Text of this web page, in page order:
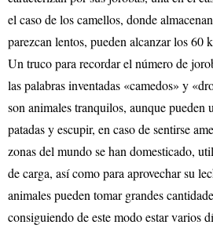
el caso de los camellos, donde
parezcan lentos, pueden alcanzar los 60
Un truco para recordar el número de
las palabras inventadas «camedos» y
son animales tranquilos, aunque pueden
patadas y escupir, en caso de sentirse
zonas del mundo se han domesticado,
de carga, así como para aprovechar su
animales pueden tomar grandes
consiguiendo de este modo estar varios